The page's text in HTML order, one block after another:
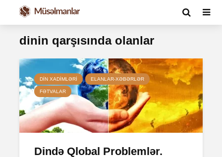
dinin qarşısında olanlar
DIN XADIMLƏRI ELANLAR-XƏBƏRLƏR
FƏTVALAR
Dində Qlobal Problemlər.